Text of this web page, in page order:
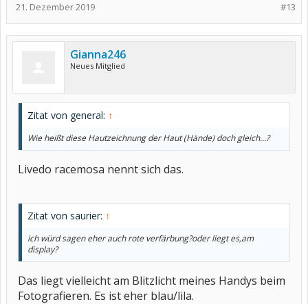
#13
21. Dezember 2019
Gianna246
Neues Mitglied
Zitat von general: ↑
Wie heißt diese Hautzeichnung der Haut (Hände) doch gleich...?
Livedo racemosa nennt sich das.
Zitat von saurier: ↑
ich würd sagen eher auch rote verfärbung?oder liegt es,am
display?
Das liegt vielleicht am Blitzlicht meines Handys beim
Fotografieren. Es ist eher blau/lila.